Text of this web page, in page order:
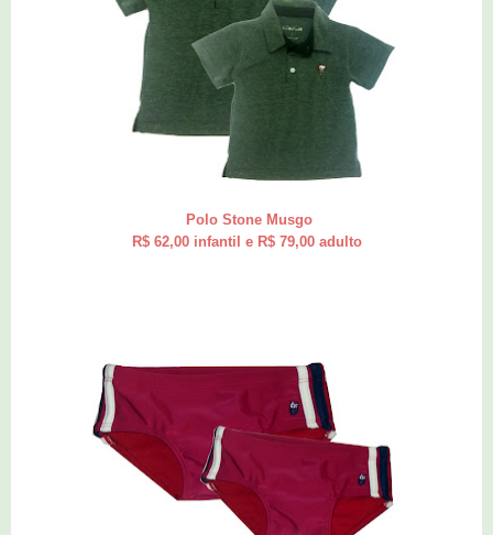
Polo Stone Musgo
R$ 62,00 infantil e R$ 79,00 adulto